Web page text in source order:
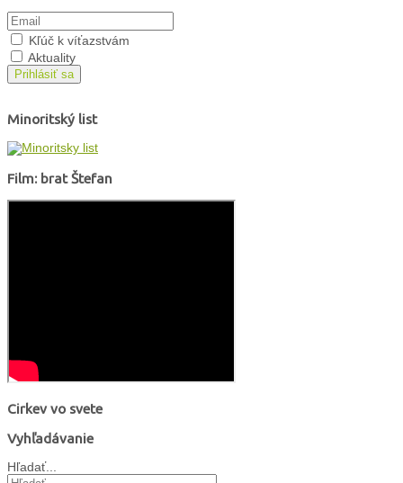
Kľúč k víťazstvám
Aktuality
Prihlásiť sa
Minoritský list
Film: brat Štefan
Cirkev vo svete
Vyhľadávanie
Hľadať...